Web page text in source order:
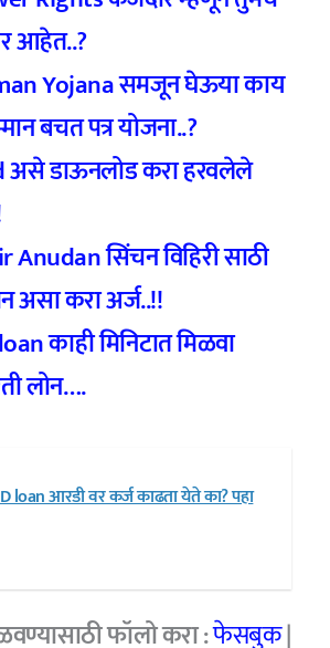
आहेत..?
Yojanaसमजून घेऊया काय
बचत पत्र योजना..?
असे डाऊनलोड करा हरवलेले
Anudanसिंचन विहिरी साठी
असा करा अर्ज..!!
काही मिनिटात मिळवा
लोन….
loan आरडी वर कर्ज काढता येते का? पहा
फॉलो करा :फेसबुक|